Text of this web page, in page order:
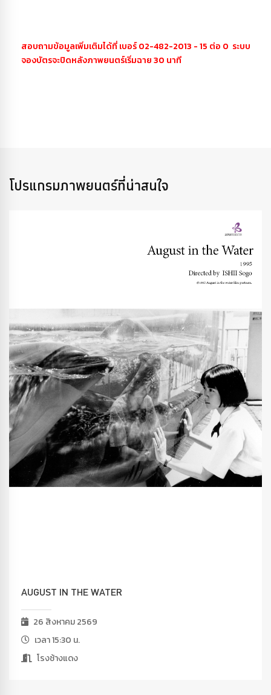
สอบถามข้อมูลเพิ่มเติมได้ที่ เบอร์ 02-482-2013 - 15 ต่อ 0 ระบบ
จองบัตรจะปิดหลังภาพยนตร์เริ่มฉาย 30 นาที
โปรแกรมภาพยนตร์ที่น่าสนใจ
AUGUST IN THE WATER
26 สิงหาคม 2569
เวลา 15:30 น.
โรงช้างแดง